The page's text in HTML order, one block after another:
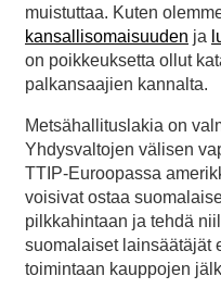
muistuttaa. Kuten
kansallisomaisuuden ja
on poikkeuksetta ollut
palkansaajien kannalta.
Metsähallituslakia on
Yhdysvaltojen välisen
TTIP-Euroopassa
voisivat ostaa
pilkkahintaan ja tehdä
suomalaiset lainsäätäjät
toimintaan kauppojen